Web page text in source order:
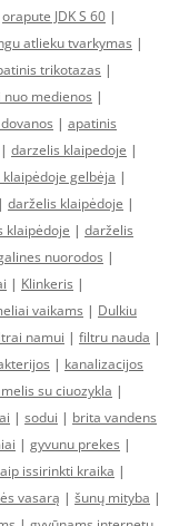
orapute JDK S 60 |
atlieku tvarkymas |
trikotazas |
medienos |
| apatinis
| darzelis klaipedoje |
gelbėja |
| darželis klaipėdoje |
klaipėdoje | darželis
nuorodos |
| Klinkeris |
vaikams | Dulkiu
namui | filtru nauda |
| kanalizacijos
su ciuozykla |
| sodui | brita vandens
| gyvunu prekes |
issirinkti kraika |
vasarą | šunų mityba |